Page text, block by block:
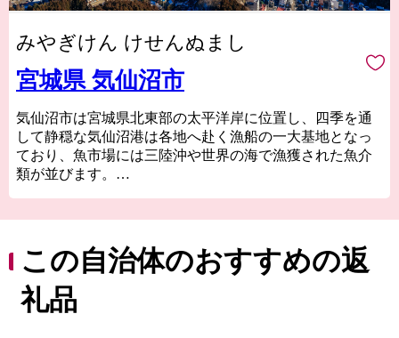
みやぎけん けせんぬまし
宮城県 気仙沼市
気仙沼市は宮城県北東部の太平洋岸に位置し、四季を通
して静穏な気仙沼港は各地へ赴く漁船の一大基地となっ
ており、魚市場には三陸沖や世界の海で漁獲された魚介
類が並びます。
人気の気仙沼ホルモンなどがあり、美食の街としての一
面も持っています。
東日本大震災では大きな被害を受けましたが、温かい御
支援により一歩ずつ復興の道を歩んでいます。「世界と
この自治体のおすすめの返
礼品